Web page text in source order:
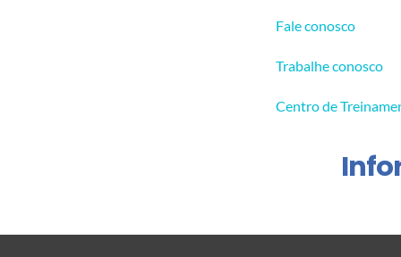
Fale conosco
Trabalhe conosco
Centro de